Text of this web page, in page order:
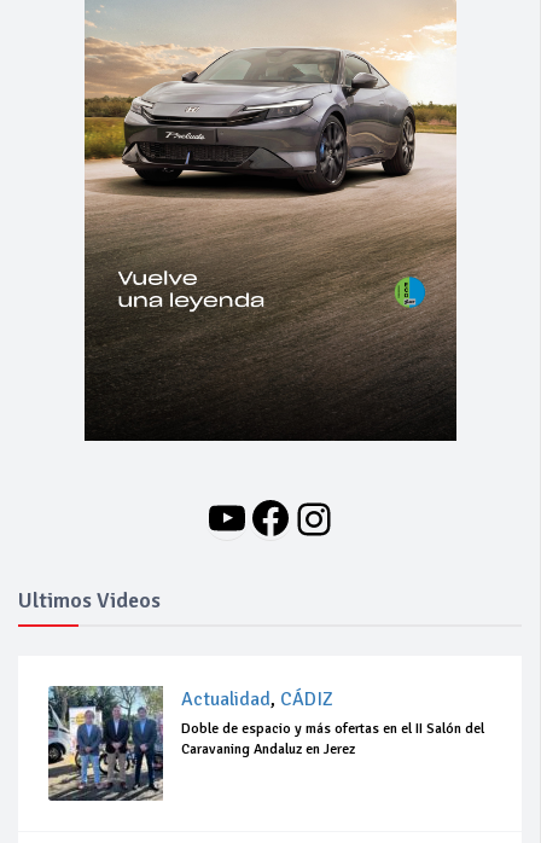
YouTube
Facebook
Instagram
Ultimos Videos
Actualidad, CÁDIZ
Doble de espacio y más ofertas en el II Salón del
Caravaning Andaluz en Jerez